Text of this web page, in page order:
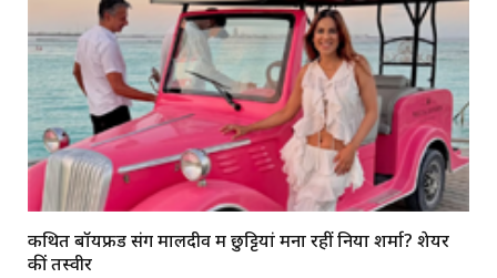
कथित बॉयफ्रेंड संग मालदीव में छुट्टियां मना रहीं निया शर्मा? शेयर
कीं तस्वीरें